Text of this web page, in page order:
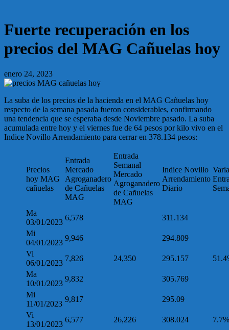
Fuerte recuperación en los
precios del MAG Cañuelas hoy
enero 24, 2023
La suba de los precios de la hacienda en el MAG Cañuelas hoy
respecto de la semana pasada fueron considerables, confirmando
una tendencia que se esperaba desde Noviembre pasado. La suba
acumulada entre hoy y el viernes fue de 64 pesos por kilo vivo en el
Indice Novillo Arrendamiento para cerrar en 378.134 pesos:
Precios
hoy MAG
cañuelas
Entrada
Mercado
Agroganadero
de Cañuelas
MAG
Entrada
Semanal
Mercado
Agroganadero
de Cañuelas
MAG
Indice Novillo
Arrendamiento
Diario
Ma
03/01/2023
6,578
311.134
Mi
04/01/2023
9,946
294.809
Vi
06/01/2023
7,826 24,350 295.157
Ma
10/01/2023
9,832
305.769
Mi
11/01/2023
9,817
295.09
Vi
13/01/2023
6,577 26,226 308.024
7.7%